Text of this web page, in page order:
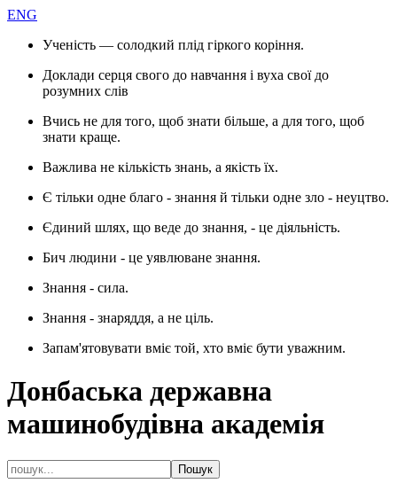
ENG
Ученість — солодкий плід гіркого коріння.
Доклади серця свого до навчання і вуха свої до
розумних слів
Вчись не для того, щоб знати більше, а для того, щоб
знати краще.
Важлива не кількість знань, а якість їх.
Є тільки одне благо - знання й тільки одне зло - неуцтво.
Єдиний шлях, що веде до знання, - це діяльність.
Бич людини - це уявлюване знання.
Знання - сила.
Знання - знаряддя, а не ціль.
Запам'ятовувати вміє той, хто вміє бути уважним.
Донбаська державна
машинобудівна академія